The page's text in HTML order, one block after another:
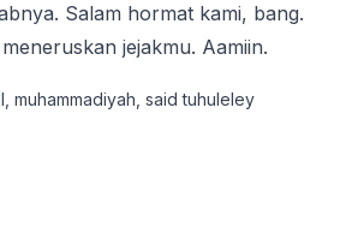
Salam hormat kami, bang.
jejakmu. Aamiin.
muhammadiyah said tuhuleley